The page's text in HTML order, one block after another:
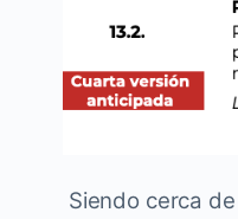
Siendo cerca